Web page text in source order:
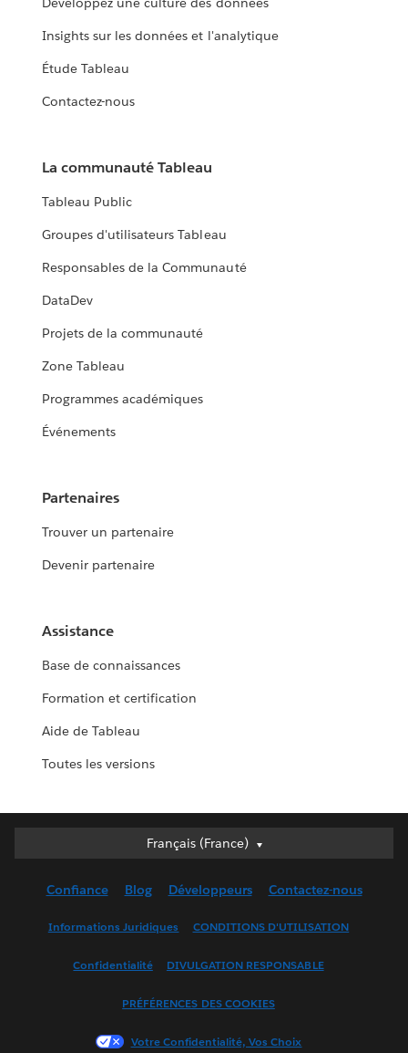
Insights sur les données et l'analytique
Étude Tableau
Contactez-nous
La communauté Tableau
Tableau Public
Groupes d'utilisateurs Tableau
Responsables de la Communauté
DataDev
Projets de la communauté
Zone Tableau
Programmes académiques
Événements
Partenaires
Trouver un partenaire
Devenir partenaire
Assistance
Base de connaissances
Formation et certification
Aide de Tableau
Toutes les versions
Français (France)
Français (France)
English (UK)
Français (Canada)
한국어
Confiance Blog Développeurs Contactez-nous
Informations Juridiques CONDITIONS D'UTILISATION
Confidentialité DIVULGATION RESPONSABLE
PRÉFÉRENCES DES COOKIES
Votre Confidentialité, Vos Choix